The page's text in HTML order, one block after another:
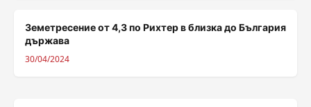
Земетресение от 4,3 по Рихтер в близка до България
държава
30/04/2024